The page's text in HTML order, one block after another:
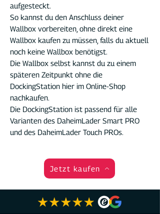
aufgesteckt.
So kannst du den Anschluss deiner
Wallbox vorbereiten, ohne direkt eine
Wallbox kaufen zu müssen, falls du aktuell
noch keine Wallbox benötigst.
Die Wallbox selbst kannst du zu einem
späteren Zeitpunkt ohne die
DockingStation hier im Online-Shop
nachkaufen.
Die DockingStation ist passend für alle
Varianten des DaheimLader Smart PRO
und des DaheimLader Touch PROs.
Jetzt kaufen